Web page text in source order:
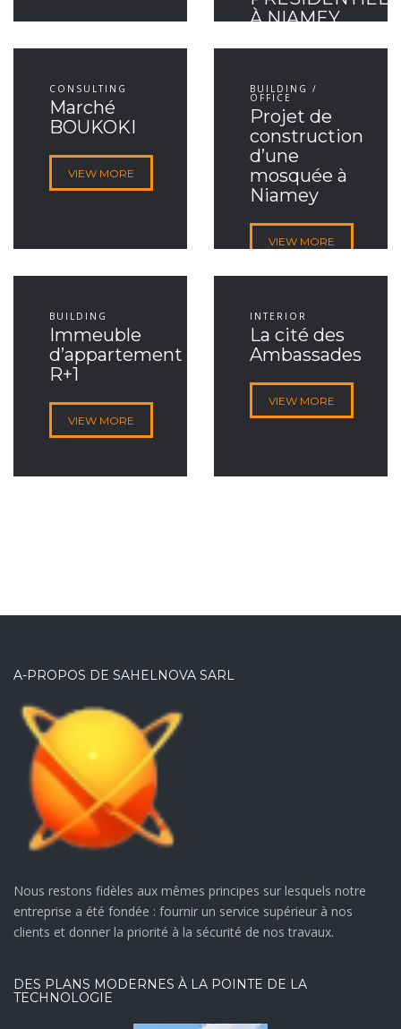
À NIAMEY
CONSULTING
Marché
BOUKOKI
VIEW MORE
BUILDING /
OFFICE
Projet de
construction
d’une
mosquée à
Niamey
VIEW MORE
BUILDING
Immeuble
d’appartement
R+1
VIEW MORE
INTERIOR
La cité des
Ambassades
VIEW MORE
A-PROPOS DE SAHELNOVA SARL
Nous restons fidèles aux mêmes principes sur lesquels notre
entreprise a été fondée : fournir un service supérieur à nos
clients et donner la priorité à la sécurité de nos travaux.
DES PLANS MODERNES À LA POINTE DE LA
TECHNOLOGIE